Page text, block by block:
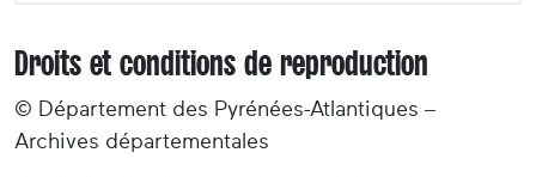
Droits et conditions de reproduction
© Département des Pyrénées-Atlantiques –
Archives départementales